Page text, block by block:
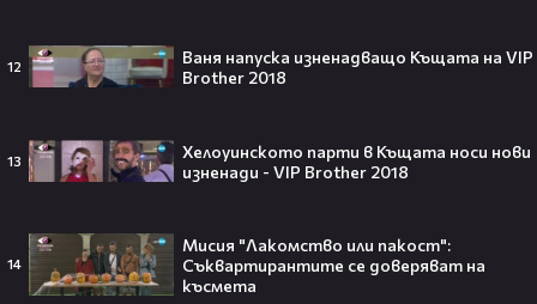
12
Ваня напуска изненадващо Къщата на VIP
Brother 2018
13
Хелоуинското парти в Къщата носи нови
изненади - VIP Brother 2018
14
Мисия "Лакомство или пакост":
Съквартирантите се доверяват на
късмета
никога няма да се случи.😯💥
След тежка контузия: Дейв